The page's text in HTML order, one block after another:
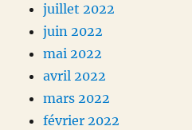
juillet 2022
juin 2022
mai 2022
avril 2022
mars 2022
février 2022